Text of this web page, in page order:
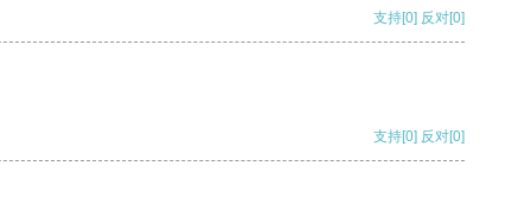
支持[0] 反对[0]
支持[0] 反对[0]